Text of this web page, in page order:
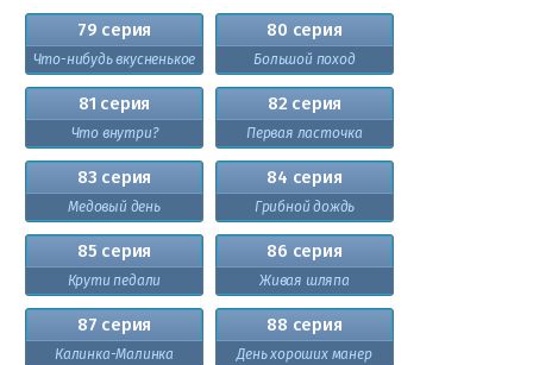
79 серия
Что-нибудь вкусненькое
80 серия
Большой поход
81 серия
Что внутри?
82 серия
Первая ласточка
83 серия
Медовый день
84 серия
Грибной дождь
85 серия
Крути педали
86 серия
Живая шляпа
87 серия
Калинка-Малинка
88 серия
День хороших манер